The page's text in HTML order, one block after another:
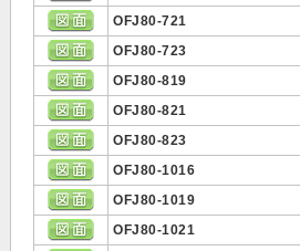
OFJ80-721
OFJ80-723
OFJ80-819
OFJ80-821
OFJ80-823
OFJ80-1016
OFJ80-1019
OFJ80-1021